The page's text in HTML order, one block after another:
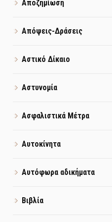
Αποζημίωση
Απόψεις-Δράσεις
Αστικό Δίκαιο
Αστυνομία
Ασφαλιστικά Μέτρα
Αυτοκίνητα
Αυτόφωρα αδικήματα
Βιβλία